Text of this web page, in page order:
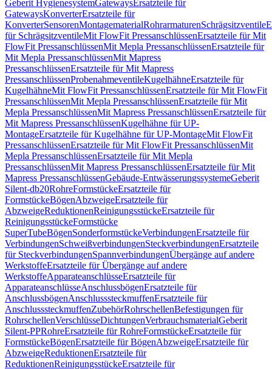
Geberit HygienesystemGatewaysErsatzteile für
GatewaysKonverterErsatzteile für
KonverterSensorenMontagematerialRohrarmaturenSchrägsitzventile
für SchrägsitzventileMit FlowFit PressanschlüssenErsatzteile für Mit
FlowFit PressanschlüssenMit Mepla PressanschlüssenErsatzteile für
Mit Mepla PressanschlüssenMit Mapress
PressanschlüssenErsatzteile für Mit Mapress
PressanschlüssenProbenahmeventileKugelhähneErsatzteile für
KugelhähneMit FlowFit PressanschlüssenErsatzteile für Mit FlowFit
PressanschlüssenMit Mepla PressanschlüssenErsatzteile für Mit
Mepla PressanschlüssenMit Mapress PressanschlüssenErsatzteile für
Mit Mapress PressanschlüssenKugelhähne für UP-
MontageErsatzteile für Kugelhähne für UP-MontageMit FlowFit
PressanschlüssenErsatzteile für Mit FlowFit PressanschlüssenMit
Mepla PressanschlüssenErsatzteile für Mit Mepla
PressanschlüssenMit Mapress PressanschlüssenErsatzteile für Mit
Mapress PressanschlüssenGebäude-EntwässerungssystemeGeberit
Silent-db20RohreFormstückeErsatzteile für
FormstückeBögenAbzweigeErsatzteile für
AbzweigeReduktionenReinigungsstückeErsatzteile für
ReinigungsstückeFormstücke
SuperTubeBögenSonderformstückeVerbindungenErsatzteile für
VerbindungenSchweißverbindungenSteckverbindungenErsatzteile
für SteckverbindungenSpannverbindungenÜbergänge auf andere
WerkstoffeErsatzteile für Übergänge auf andere
WerkstoffeApparateanschlüsseErsatzteile für
ApparateanschlüsseAnschlussbögenErsatzteile für
AnschlussbögenAnschlusssteckmuffenErsatzteile für
AnschlusssteckmuffenZubehörRohrschellenBefestigungen für
RohrschellenVerschlüsseDichtungenVerbrauchsmaterialGeberit
Silent-PPRohreErsatzteile für RohreFormstückeErsatzteile für
FormstückeBögenErsatzteile für BögenAbzweigeErsatzteile für
AbzweigeReduktionenErsatzteile für
ReduktionenReinigungsstückeErsatzteile für